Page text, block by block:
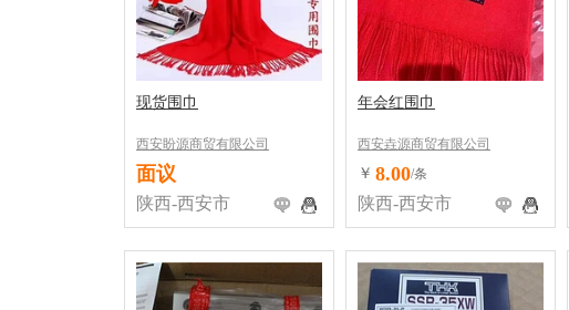
现货围巾
西安盼源商贸有限公司
面议
陕西-西安市
年会红围巾
西安垚源商贸有限公司
￥ 8.00/条
陕西-西安市